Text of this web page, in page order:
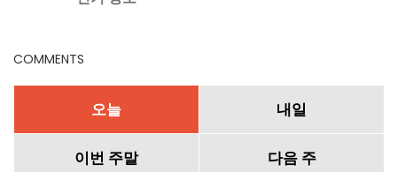
COMMENTS
오늘 내일
이번 주말 다음 주